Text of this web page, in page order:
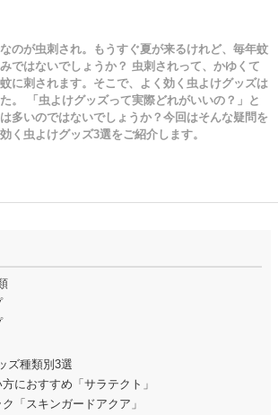
のが虫刺され。もうすぐ夏が来るけれど、毎年蚊
ではないでしょうか？ 虫刺されって、かゆくて
に刺されます。そこで、よく効く虫よけグッズは
。 「虫よけグッズって実際どれがいいの？」と
多いのではないでしょうか？今回はそんな疑問を
く虫よけグッズ3選をご紹介します。
ズ種類別3選
におすすめ「サラテクト」
「スキンガードアクア」